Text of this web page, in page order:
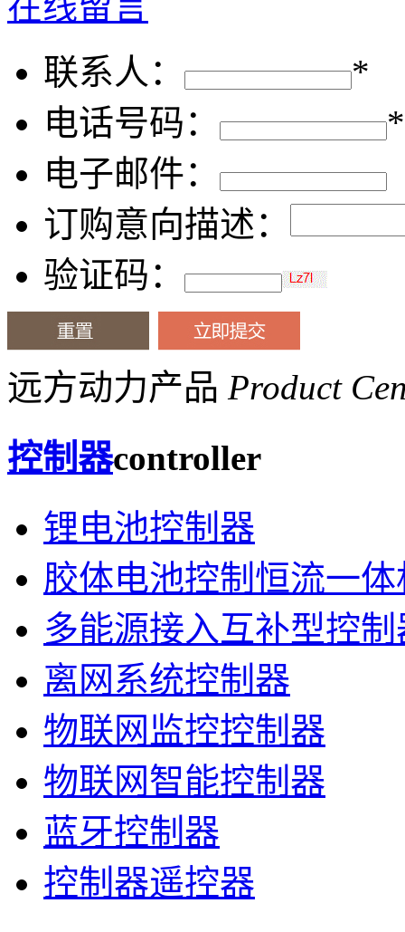
联系人：
*
电话号码：
*
电子邮件：
订购意向描述：
验证码：
远方动力产品 Product
控制器controller
锂电池控制器
胶体电池控制恒流一体
多能源接入互补型控制
离网系统控制器
物联网监控控制器
物联网智能控制器
蓝牙控制器
控制器遥控器